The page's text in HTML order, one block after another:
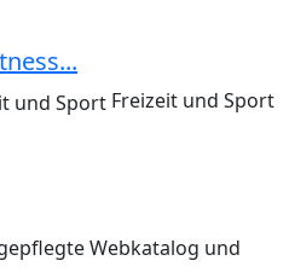
Freizeit und Sport
Webkatalog und